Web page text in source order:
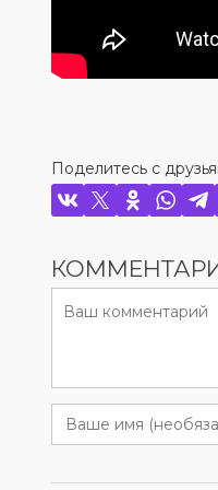
Поделитесь с